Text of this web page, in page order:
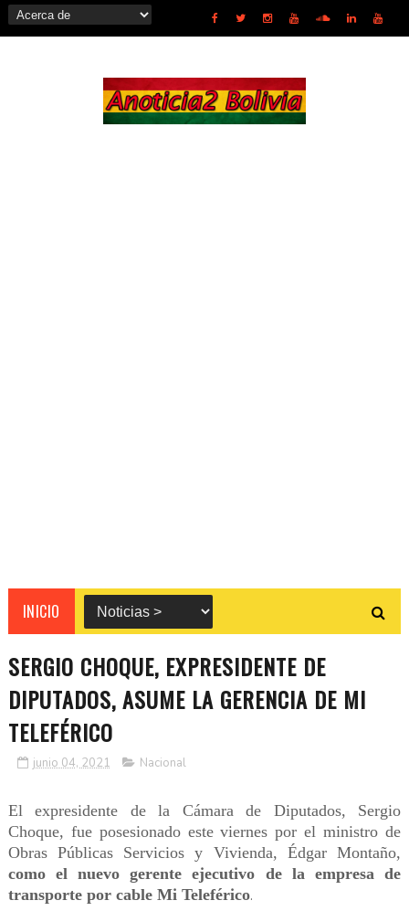
INICIO
SERGIO CHOQUE, EXPRESIDENTE DE
DIPUTADOS, ASUME LA GERENCIA DE MI
TELEFÉRICO
junio 04, 2021 Nacional
El expresidente de la Cámara de Diputados, Sergio
Choque, fue posesionado este viernes por el ministro de
Obras Públicas Servicios y Vivienda, Édgar Montaño,
como el nuevo gerente ejecutivo de la empresa de
transporte por cable Mi Teleférico.